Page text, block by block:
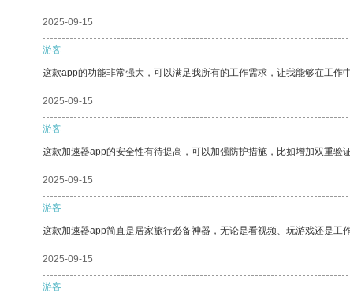
2025-09-15
游客
这款app的功能非常强大，可以满足我所有的工作需求，让我能够在工作
2025-09-15
游客
这款加速器app的安全性有待提高，可以加强防护措施，比如增加双重验证
2025-09-15
游客
这款加速器app简直是居家旅行必备神器，无论是看视频、玩游戏还是工
2025-09-15
游客